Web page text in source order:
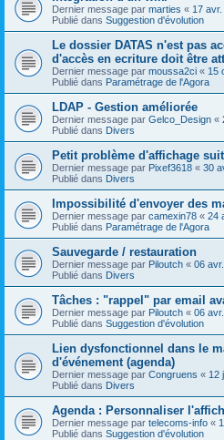
Dernier message par marties « 17
Publié dans Suggestion d'évolution
Le dossier DATAS n'est pas
d'accès en ecriture doit être
Dernier message par moussa2ci « 15
Publié dans Paramétrage de l'Agora
LDAP - Gestion améliorée
Dernier message par Gelco_Design «
Publié dans Divers
Petit problème d'affichage
Dernier message par Pixef3618 « 30
Publié dans Divers
Impossibilité d'envoyer des
Dernier message par camexin78 « 24
Publié dans Paramétrage de l'Agora
Sauvegarde / restauration
Dernier message par Piloutch « 06
Publié dans Divers
Tâches : "rappel" par email
Dernier message par Piloutch « 06
Publié dans Suggestion d'évolution
Lien dysfonctionnel dans le
d'événement (agenda)
Dernier message par Congruens « 12
Publié dans Divers
Agenda : Personnaliser
Dernier message par telecoms-info «
Publié dans Suggestion d'évolution